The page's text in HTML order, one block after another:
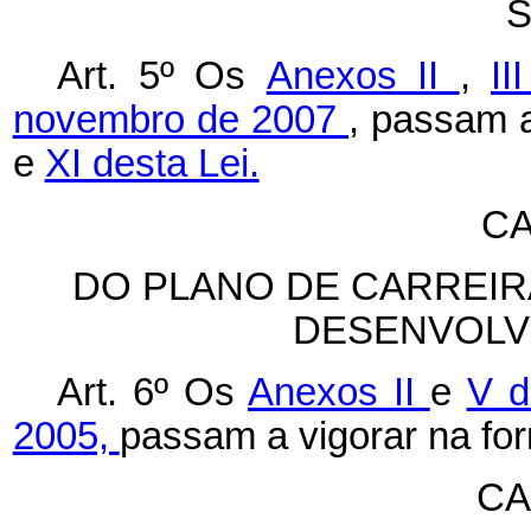
Art. 5º Os Anexos II ,
novembro de 2007 , passam
e XI desta Lei.
DO PLANO DE
Art. 6º OsAnexos II e V
2005, passam a vigorar na